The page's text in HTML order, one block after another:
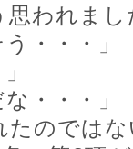
思われまし
・・・」
・・・」
たのでは